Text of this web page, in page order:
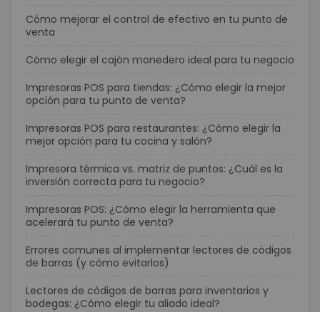
Cómo mejorar el control de efectivo en tu punto de
venta
Cómo elegir el cajón monedero ideal para tu negocio
Impresoras POS para tiendas: ¿Cómo elegir la mejor
opción para tu punto de venta?
Impresoras POS para restaurantes: ¿Cómo elegir la
mejor opción para tu cocina y salón?
Impresora térmica vs. matriz de puntos: ¿Cuál es la
inversión correcta para tu negocio?
Impresoras POS: ¿Cómo elegir la herramienta que
acelerará tu punto de venta?
Errores comunes al implementar lectores de códigos
de barras (y cómo evitarlos)
Lectores de códigos de barras para inventarios y
bodegas: ¿Cómo elegir tu aliado ideal?